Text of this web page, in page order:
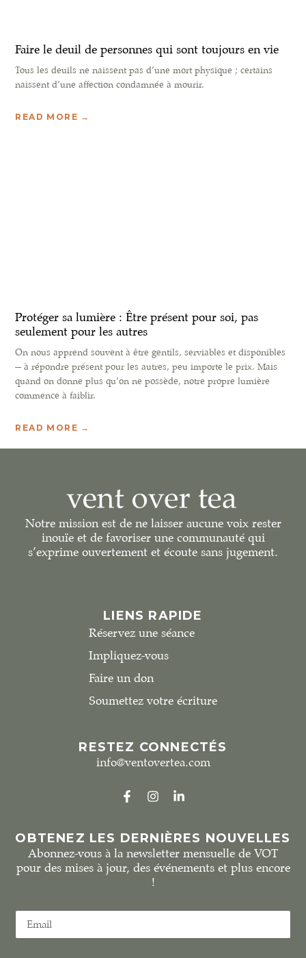
Faire le deuil de personnes qui sont toujours en vie
Tous les deuils ne naissent pas d’une mort physique ; certains
naissent d’une affection condamnée à mourir.
READ MORE →
Protéger sa lumière : Être présent pour soi, pas
seulement pour les autres
On nous apprend souvent à être gentils, serviables et disponibles
— à répondre présent pour les autres, peu importe le prix. Mais
quand on donne plus qu’on ne possède, notre propre lumière
commence à faiblir.
READ MORE →
Notre mission est de ne laisser aucune voix rester
inouïe et de favoriser une communauté qui
s’exprime ouvertement et écoute sans jugement.
LIENS RAPIDE
Réservez une séance
Impliquez-vous
Faire un don
Soumettez votre écriture
RESTEZ CONNECTÉS
info@ventovertea.com
OBTENEZ LES DERNIÈRES NOUVELLES
Abonnez-vous à la newsletter mensuelle de VOT
pour des mises à jour, des événements et plus encore
!